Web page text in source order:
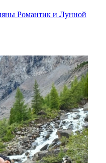
Романтик и Лунной